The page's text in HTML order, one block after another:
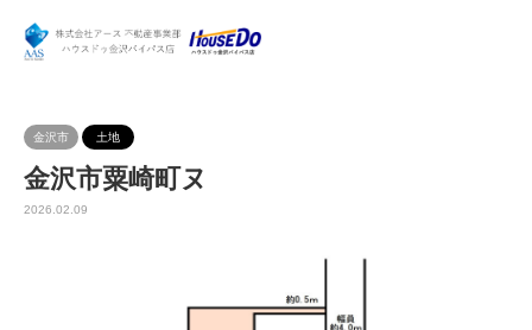
金沢市 土地
金沢市粟崎町ヌ
2026.02.09